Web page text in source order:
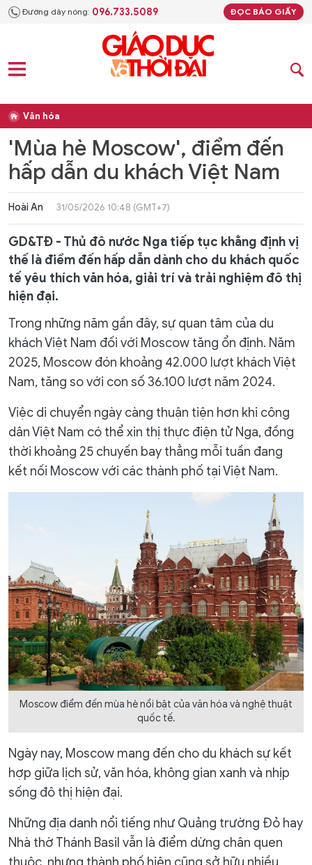
Đường dây nóng: 096.733.5089 ĐỌC BÁO GIẤY
Văn hóa
'Mùa hè Moscow', điểm đến
hấp dẫn du khách Việt Nam
Hoài An 31/05/2026 10:48 (GMT+7)
GD&TĐ - Thủ đô nước Nga tiếp tục khẳng định vị
thế là điểm đến hấp dẫn dành cho du khách quốc
tế yêu thích văn hóa, giải trí và trải nghiệm đô thị
hiện đại.
Trong những năm gần đây, sự quan tâm của du
khách Việt Nam đối với Moscow tăng ổn định. Năm
2025, Moscow đón khoảng 42.000 lượt khách Việt
Nam, tăng so với con số 36.100 lượt năm 2024.
Việc di chuyển ngày càng thuận tiện hơn khi công
dân Việt Nam có thể xin thị thực điện tử Nga, đồng
thời khoảng 25 chuyến bay thẳng mỗi tuần đang
kết nối Moscow với các thành phố tại Việt Nam.
Moscow điểm đến mùa hè nổi bật của văn hóa và nghệ thuật
quốc tế.
Ngày nay, Moscow mang đến cho du khách sự kết
hợp giữa lịch sử, văn hóa, không gian xanh và nhịp
sống đô thị hiện đại.
Những địa danh nổi tiếng như Quảng trường Đỏ hay
Nhà thờ Thánh Basil vẫn là điểm dừng chân quen
thuộc, nhưng thành phố hiện cũng sở hữu nhiều